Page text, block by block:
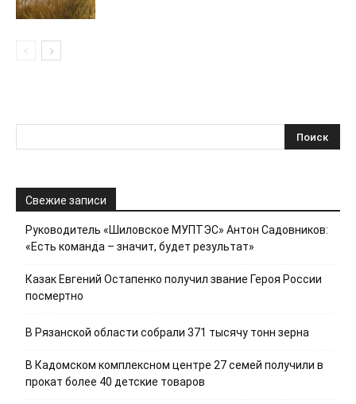
Свежие записи
Руководитель «Шиловское МУПТЭС» Антон Садовников:
«Есть команда – значит, будет результат»
Казак Евгений Остапенко получил звание Героя России
посмертно
В Рязанской области собрали 371 тысячу тонн зерна
В Кадомском комплексном центре 27 семей получили в
прокат более 40 детские товаров